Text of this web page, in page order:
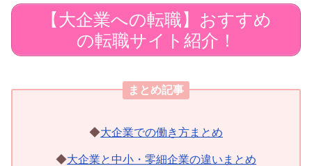
【大企業への転職】おすすめ
の転職サイト紹介！
まとめ記事
◆大企業での働き方まとめ
◆大企業と中小・零細企業の違いまとめ